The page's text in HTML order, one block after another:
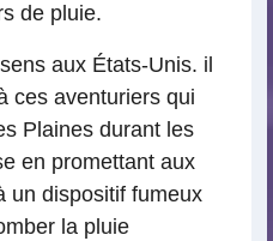
de pluie.
aux États-Unis. il
ces aventuriers qui
Plaines durant les
en promettant aux
un dispositif fumeux
la pluie